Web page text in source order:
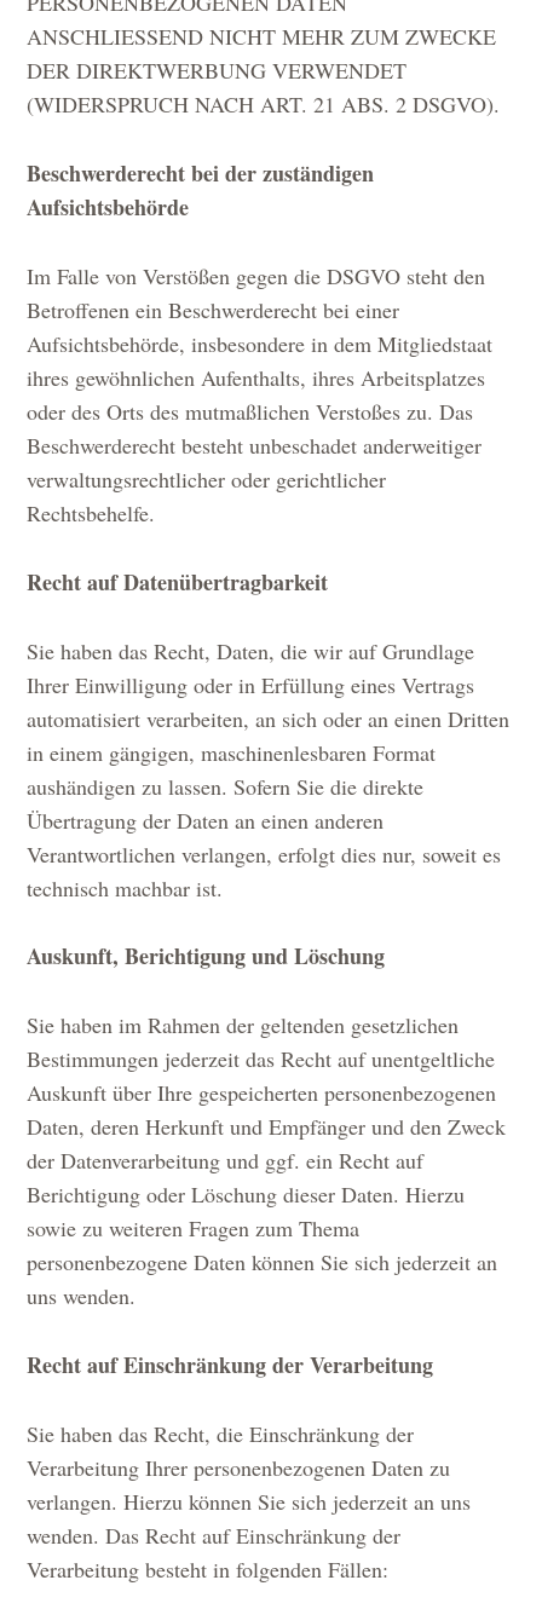
ANSCHLIESSEND NICHT MEHR ZUM ZWECKE
DER DIREKTWERBUNG VERWENDET
(WIDERSPRUCH NACH ART. 21 ABS. 2 DSGVO).
Beschwerderecht bei der zuständigen
Aufsichtsbehörde
Im Falle von Verstößen gegen die DSGVO steht den
Betroffenen ein Beschwerderecht bei einer
Aufsichtsbehörde, insbesondere in dem Mitgliedstaat
ihres gewöhnlichen Aufenthalts, ihres Arbeitsplatzes
oder des Orts des mutmaßlichen Verstoßes zu. Das
Beschwerderecht besteht unbeschadet anderweitiger
verwaltungsrechtlicher oder gerichtlicher
Rechtsbehelfe.
Recht auf Datenübertragbarkeit
Sie haben das Recht, Daten, die wir auf Grundlage
Ihrer Einwilligung oder in Erfüllung eines Vertrags
automatisiert verarbeiten, an sich oder an einen Dritten
in einem gängigen, maschinenlesbaren Format
aushändigen zu lassen. Sofern Sie die direkte
Übertragung der Daten an einen anderen
Verantwortlichen verlangen, erfolgt dies nur, soweit es
technisch machbar ist.
Auskunft, Berichtigung und Löschung
Sie haben im Rahmen der geltenden gesetzlichen
Bestimmungen jederzeit das Recht auf unentgeltliche
Auskunft über Ihre gespeicherten personenbezogenen
Daten, deren Herkunft und Empfänger und den Zweck
der Datenverarbeitung und ggf. ein Recht auf
Berichtigung oder Löschung dieser Daten. Hierzu
sowie zu weiteren Fragen zum Thema
personenbezogene Daten können Sie sich jederzeit an
uns wenden.
Recht auf Einschränkung der Verarbeitung
Sie haben das Recht, die Einschränkung der
Verarbeitung Ihrer personenbezogenen Daten zu
verlangen. Hierzu können Sie sich jederzeit an uns
wenden. Das Recht auf Einschränkung der
Verarbeitung besteht in folgenden Fällen: